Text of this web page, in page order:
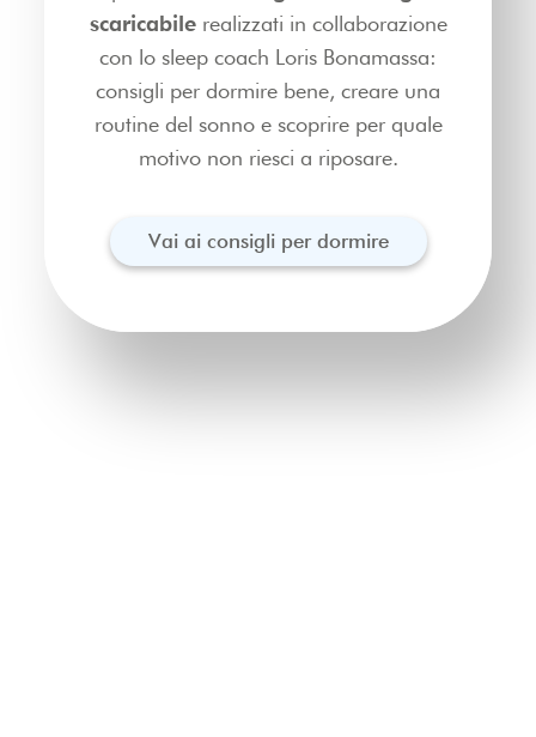
scaricabilerealizzati in collaborazione
con lo sleep coach Loris Bonamassa:
consigli per dormire bene, creare una
routine del sonno e scoprire per quale
motivo non riesci a riposare.
Vai ai consigli per dormire